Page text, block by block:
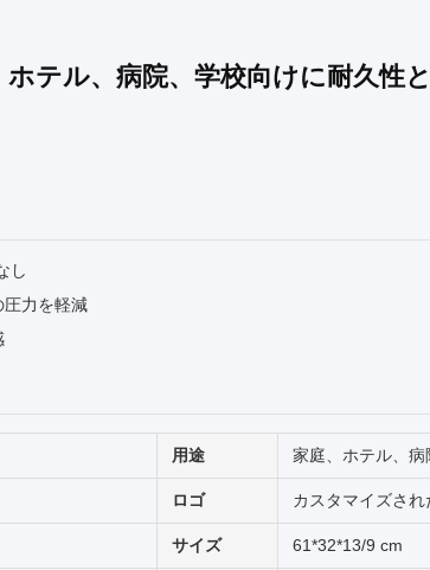
テル、病院、学校向けに耐久性
し
圧力を軽減
用途 家庭、ホテル、病
ロゴ カスタマイズされ
サイズ 61*32*13/9 cm